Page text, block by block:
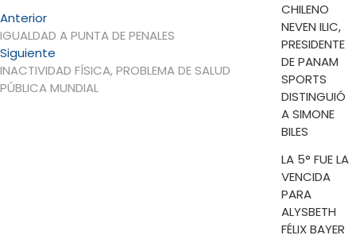
Navegación
de
entradas
AnteriorEntrada
anterior:
IGUALDAD A PUNTA DE PENALES
Siguiente
siguiente:
INACTIVIDAD FÍSICA, PROBLEMA DE SALUD
PÚBLICA MUNDIAL
CHILENO
NEVEN ILIC,
PRESIDENTE
DE PANAM
SPORTS
DISTINGUIÓ
A SIMONE
BILES
LA 5° FUE LA
VENCIDA
PARA
ALYSBETH
FÉLIX BAYER